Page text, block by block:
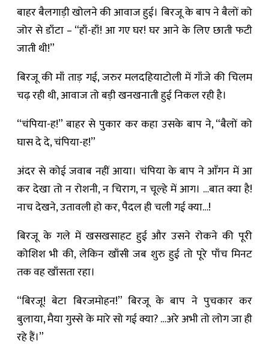
बाहर बैलगाड़ी खोलने की आवाज हुई। बिरजू के बाप ने बैलों को
जोर से डाँटा – “हाँ-हाँ! आ गए घर! घर आने के लिए छाती फटी
जाती थी!”
बिरजू की माँ ताड़ गई, जरुर मलदहियाटोली में गाँजे की चिलम
चढ़ रही थी, आवाज तो बड़ी खनखनाती हुई निकल रही है।
“चंपिया-ह!” बाहर से पुकार कर कहा उसके बाप ने, “बैलों को
घास दे दे, चंपिया-ह!”
अंदर से कोई जवाब नहीं आया। चंपिया के बाप ने आँगन में आ
कर देखा तो न रोशनी, न चिराग, न चूल्हे में आग। …बात क्या है!
नाच देखने, उतावली हो कर, पैदल ही चली गई क्या…!
बिरजू के गले में खसखसाहट हुई और उसने रोकने की पूरी
कोशिश भी की, लेकिन खाँसी जब शुरु हुई तो पूरे पाँच मिनट
तक वह खाँसता रहा।
“बिरजू! बेटा बिरजमोहन!” बिरजू के बाप ने पुचकार कर
बुलाया, मैया गुस्से के मारे सो गई क्या? …अरे अभी तो लोग जा ही
रहे हैं।”